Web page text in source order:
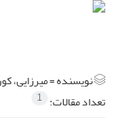
نویسنده =میرزایی،
تعداد مقالات: 1